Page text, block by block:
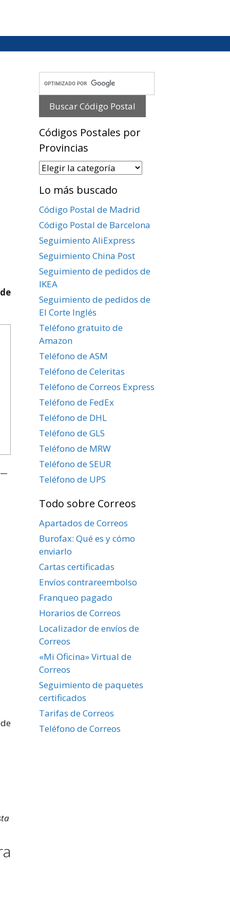
Códigos Postales por
Provincias
Códigos
por
Provincias
Lo más buscado
Código Postal de Madrid
Código Postal de Barcelona
Seguimiento AliExpress
Seguimiento China Post
Seguimiento de pedidos de
IKEA
Seguimiento de pedidos de
El Corte Inglés
Teléfono gratuito de
Amazon
Teléfono de ASM
Teléfono de Celeritas
Teléfono de Correos Express
Teléfono de FedEx
Teléfono de DHL
Teléfono de GLS
Teléfono de MRW
Teléfono de SEUR
Teléfono de UPS
Todo sobre Correos
Apartados de Correos
Burofax: Qué es y cómo
enviarlo
Cartas certificadas
Envíos contrareembolso
Franqueo pagado
Horarios de Correos
Localizador de envíos de
Correos
«Mi Oficina» Virtual de
Correos
Seguimiento de paquetes
certificados
Tarifas de Correos
Teléfono de Correos